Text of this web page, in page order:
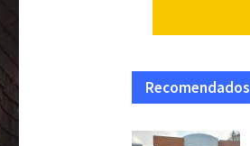
Recomendados